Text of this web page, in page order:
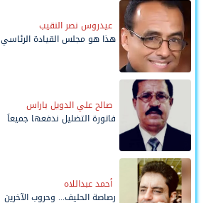
عيدروس نصر النقيب
هذا هو مجلس القيادة الرئاسي
صالح علي الدويل باراس
فاتورة التضليل ندفعها جميعاً
أحمد عبداللاه
رصاصة الحليف... وحروب الآخرين